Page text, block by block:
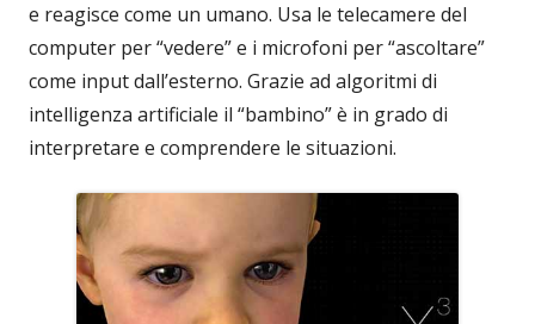
e reagisce come un umano. Usa le telecamere del
computer per “vedere” e i microfoni per “ascoltare”
come input dall’esterno. Grazie ad algoritmi di
intelligenza artificiale il “bambino” è in grado di
interpretare e comprendere le situazioni.